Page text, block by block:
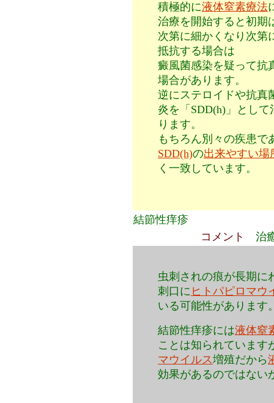
積極的に液体窒素療法
治療を開始すると初期
次第に細かくなり次第
抵抗する場合は
癜風菌感染を疑って抗
場合があります。
逆にステロイドや抗真
炎を「SDD(h)」とし
ります。
もちろん別々の疾患
SDD(h)の出来やすい場
く一致しています。
結節性痒疹
コメント 治
虫刺されの痕が長期に
刺口に ヒトパピロマウ
いる可能性があります
結節性痒疹には液体窒
ことは知られています
マウイルス増殖だから
効果があるのではない